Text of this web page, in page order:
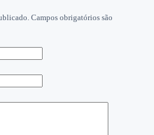
Campos obrigatórios são